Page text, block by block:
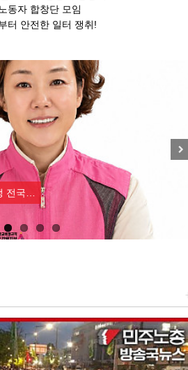
동자 합창단 모임
터 안전한 일터 쟁취!
전국…